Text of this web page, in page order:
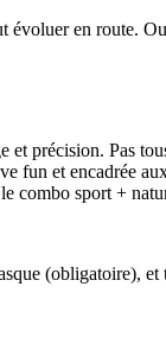
évoluer en route.
précision. Pas
fun et encadrée
combo sport +
(obligatoire),